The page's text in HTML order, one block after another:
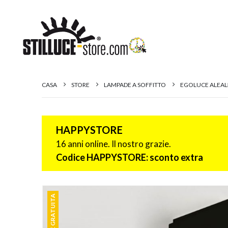
CASA STORE LAMPADE A SOFFITTO EGOLUCE
HAPPYSTORE
16 anni online. Il nostro grazie.
Codice HAPPYSTORE: sconto extra